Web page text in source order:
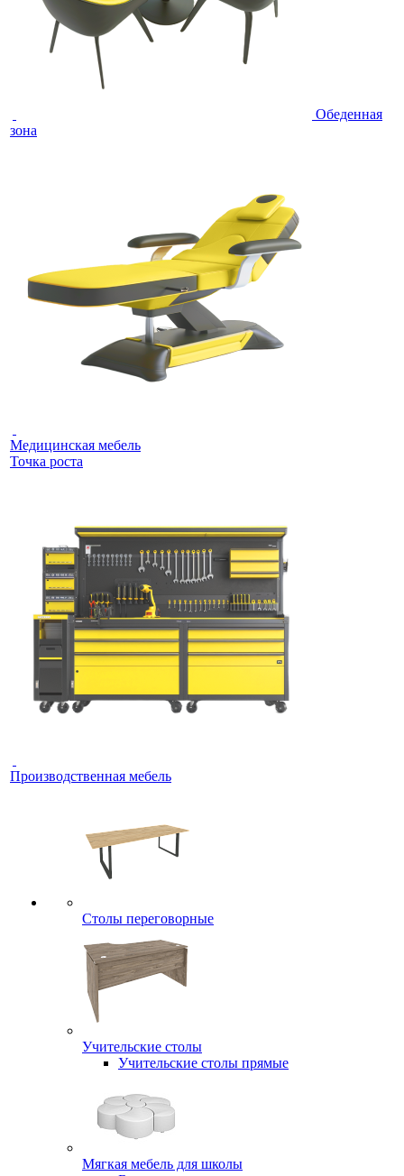
Обеденная
зона
Медицинская мебель
Точка роста
Производственная мебель
Столы переговорные
Учительские столы
Учительские столы прямые
Мягкая мебель для школы